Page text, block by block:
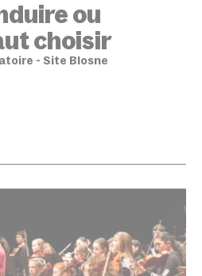
ou
choisir
- Site Blosne